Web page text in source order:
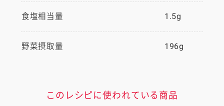
食塩相当量 1.5g
野菜摂取量 196g
このレシピに使われている商品